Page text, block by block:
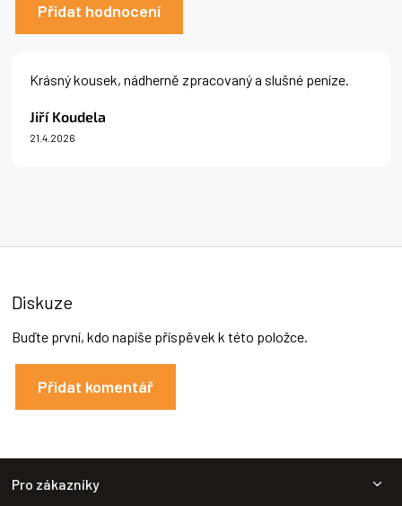
Přidat hodnocení
e
Jiří Koudela
Hodnocení produktu je 5 z 5 hvězdiček.
21.4.2026
Krásný kousek, nádherně zpracovaný a slušné peníze.
Diskuze
Buďte první, kdo napíše příspěvek k této položce.
Přidat komentář
Pro zákazníky